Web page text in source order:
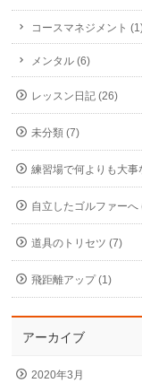
コースマネジメント
メンタル (6)
レッスン日記 (26)
未分類 (7)
練習場で何よりも大事
自立したゴルファーへ
道具のトリセツ (7)
飛距離アップ (1)
アーカイブ
2020年3月